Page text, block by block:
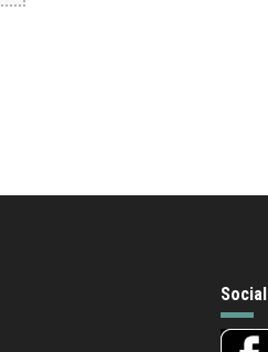
Social